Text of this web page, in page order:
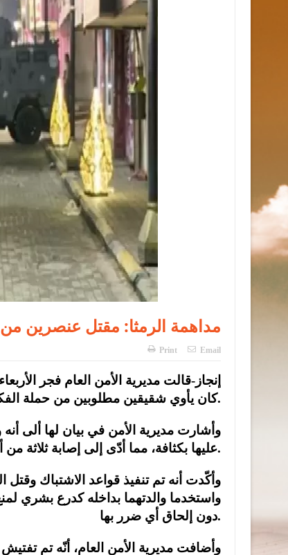
مداهمة الرمثا: مقتل عنصرين من
Print Email
إنجاز-قالت مديرية الأمن العام فجر
كان يأوي شقيقين مطلوبين من حملة الفكر التكفيري على إثر قضايا تحقيقية مهمة.
وأشارت مديرية الأمن في بيان لها ألى أنه
عليها بكثافة، مما أدّى إلى إصابة ثلاثة من أفراد القوّة المداهِمة الذين أسعفوا إلى المستشفى للعلاج.
وأكّدت أنه تم تنفيذ قواعد الاشتباك وقتل
واستخدما والدتهما بداخله كدرع بشري
دون إلحاق أي ضرر بها.
وأضافت مديرية الأمن العام، أنّه تم